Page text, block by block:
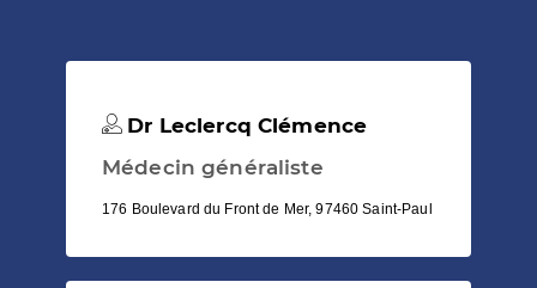
Dr Leclercq Clémence
Médecin généraliste
176 Boulevard du Front de Mer, 97460 Saint-Paul